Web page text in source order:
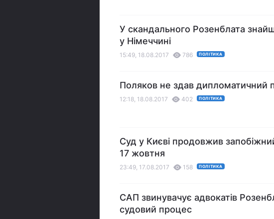
У скандального Розенблата
у Німеччині
15:49, 18.08.2017 786 ПОЛІТИКА
Поляков не здав дипломатичний
12:18, 18.08.2017 402 ПОЛІТИКА
Суд у Києві продовжив
17 жовтня
23:49, 17.08.2017 158 ПОЛІТИКА
САП звинувачує адвокатів
судовий процес